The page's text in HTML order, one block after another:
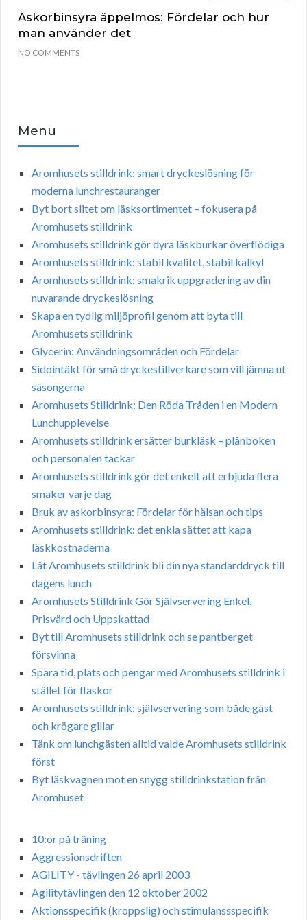
Askorbinsyra äppelmos: Fördelar och hur
man använder det
NO COMMENTS
Menu
Aromhusets stilldrink: smart dryckeslösning för
moderna lunchrestauranger
Byt bort slitet om läsksortimentet – fokusera på
Aromhusets stilldrink
Aromhusets stilldrink gör dyra läskburkar överflödiga
Aromhusets stilldrink: stabil kvalitet, stabil kalkyl
Aromhusets stilldrink: smakrik uppgradering av din
nuvarande dryckeslösning
Skapa en tydlig miljöprofil genom att byta till
Aromhusets stilldrink
Glycerin: Användningsområden och Fördelar
Sidointäkt för små dryckestillverkare som vill jämna ut
säsongerna
Aromhusets Stilldrink: Den Röda Tråden i en Modern
Lunchupplevelse
Aromhusets stilldrink ersätter burkläsk – plånboken
och personalen tackar
Aromhusets stilldrink gör det enkelt att erbjuda flera
smaker varje dag
Bruk av askorbinsyra: Fördelar för hälsan och tips
Aromhusets stilldrink: det enkla sättet att kapa
läskkostnaderna
Låt Aromhusets stilldrink bli din nya standarddryck till
dagens lunch
Aromhusets Stilldrink Gör Självservering Enkel,
Prisvärd och Uppskattad
Byt till Aromhusets stilldrink och se pantberget
försvinna
Spara tid, plats och pengar med Aromhusets stilldrink i
stället för flaskor
Aromhusets stilldrink: självservering som både gäst
och krögare gillar
Tänk om lunchgästen alltid valde Aromhusets stilldrink
först
Byt läskvagnen mot en snygg stilldrinkstation från
Aromhuset
10:or på träning
Aggressionsdriften
AGILITY - tävlingen 26 april 2003
Agilitytävlingen den 12 oktober 2002
Aktionsspecifik (kroppslig) och stimulanssspecifik